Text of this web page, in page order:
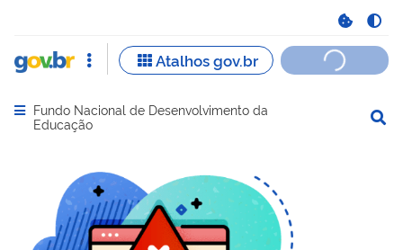
Abrir menu principal de navegação
Fundo Nacional de Desenvolvimento da
Educação